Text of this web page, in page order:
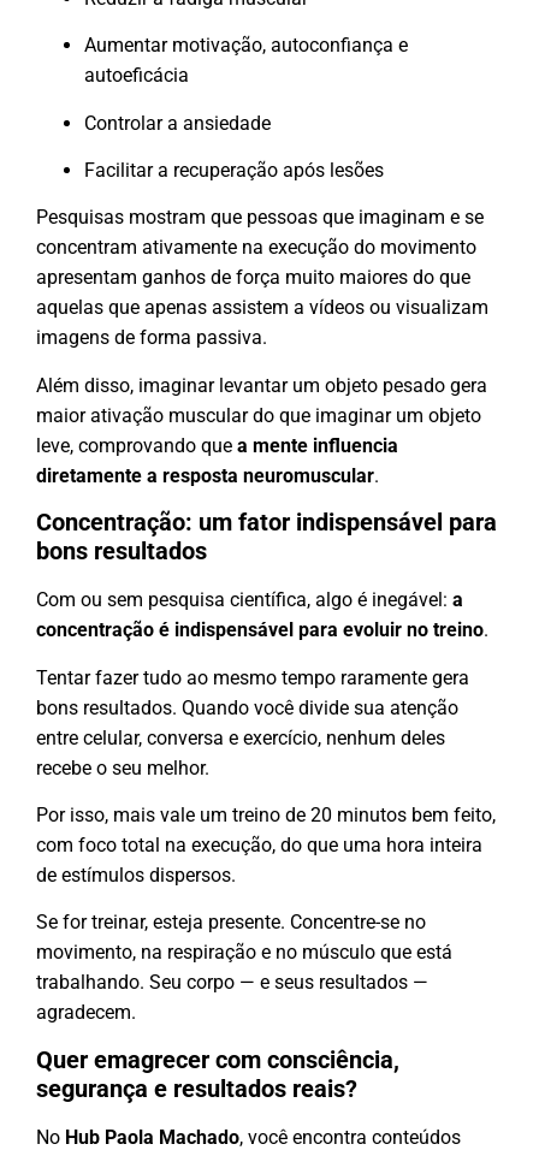
Aumentar motivação, autoconfiança e
autoeficácia
Controlar a ansiedade
Facilitar a recuperação após lesões
Pesquisas mostram que pessoas que imaginam e se
concentram ativamente na execução do movimento
apresentam ganhos de força muito maiores do que
aquelas que apenas assistem a vídeos ou visualizam
imagens de forma passiva.
Além disso, imaginar levantar um objeto pesado gera
maior ativação muscular do que imaginar um objeto
leve, comprovando que a mente influencia
diretamente a resposta neuromuscular.
Concentração: um fator indispensável para
bons resultados
Com ou sem pesquisa científica, algo é inegável: a
concentração é indispensável para evoluir no treino.
Tentar fazer tudo ao mesmo tempo raramente gera
bons resultados. Quando você divide sua atenção
entre celular, conversa e exercício, nenhum deles
recebe o seu melhor.
Por isso, mais vale um treino de 20 minutos bem feito,
com foco total na execução, do que uma hora inteira
de estímulos dispersos.
Se for treinar, esteja presente. Concentre-se no
movimento, na respiração e no músculo que está
trabalhando. Seu corpo — e seus resultados —
agradecem.
Quer emagrecer com consciência,
segurança e resultados reais?
No Hub Paola Machado, você encontra conteúdos